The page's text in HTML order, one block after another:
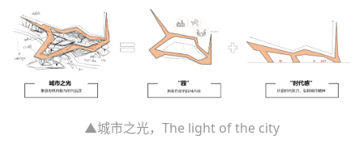
▲城市之光，The light of the city